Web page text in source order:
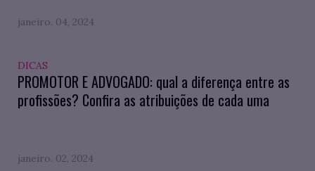
janeiro. 04, 2024
DICAS
PROMOTOR E ADVOGADO: qual a diferença entre as
profissões? Confira as atribuições de cada uma
janeiro. 02, 2024